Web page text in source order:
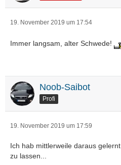
19. November 2019 um 17:54
Immer langsam, alter Schwede!
Noob-Saibot
Profi
19. November 2019 um 17:59
Ich hab mittlerweile daraus
zu lassen...